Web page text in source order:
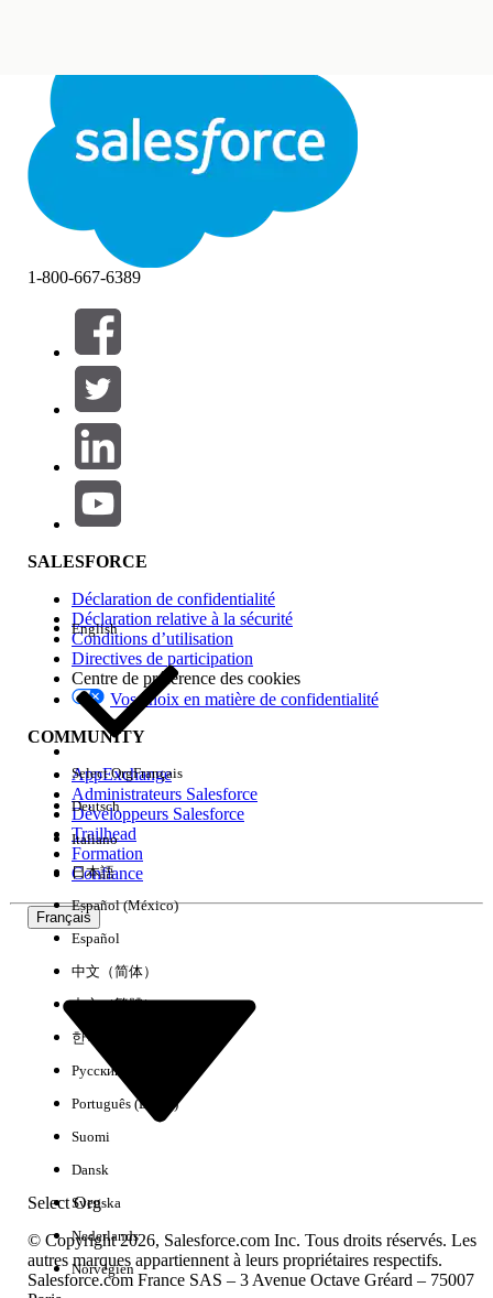
Fermer
Filtrer par (0)
SÉLECTIONNER DES FILTRES
Gamme de produits
Impact des fonctionnalités
Edition
Expérience
Aucun résultat
1-800-667-6389
SALESFORCE
Déclaration de confidentialité
Déclaration relative à la sécurité
Conditions d’utilisation
Directives de participation
Centre de préférence des cookies
Vos choix en matière de confidentialité
COMMUNITY
AppExchange
Administrateurs Salesforce
Développeurs Salesforce
Trailhead
Formation
Confiance
Français
Select Org
English
Select OrgFrançais
Deutsch
Italiano
日本語
Español (México)
Español
中文（简体）
中文（繁體）
한국어
Русский
Português (Brasil)
Suomi
Dansk
Svenska
Nederlands
Norvégien
© Copyright 2026, Salesforce.com Inc. Tous droits réservés. Les
autres marques appartiennent à leurs propriétaires respectifs.
Salesforce.com France SAS – 3 Avenue Octave Gréard – 75007